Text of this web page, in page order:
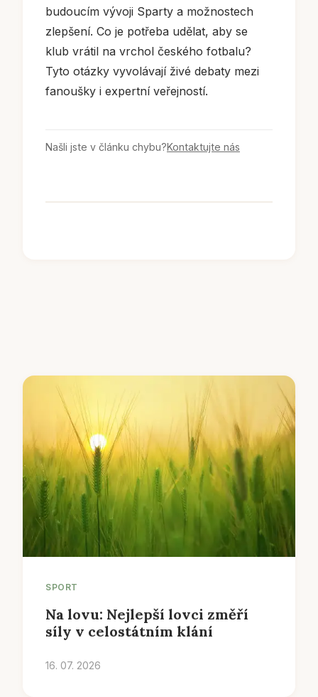
budoucím vývoji Sparty a možnostech
zlepšení. Co je potřeba udělat, aby se
klub vrátil na vrchol českého fotbalu?
Tyto otázky vyvolávají živé debaty mezi
fanoušky i expertní veřejností.
Našli jste v článku chybu?Kontaktujte nás
SPORT
Na lovu: Nejlepší lovci změří
síly v celostátním klání
16. 07. 2026